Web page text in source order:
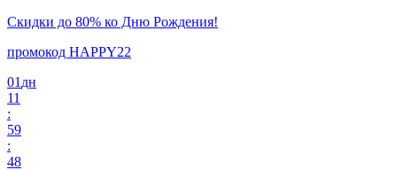
Скидки до 80% ко Дню Рождения!
промокод HAPPY22
01 дн
11
:
59
:
48